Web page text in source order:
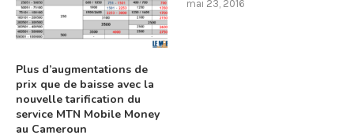
Plus d’augmentations de
prix que de baisse avec la
nouvelle tarification du
service MTN Mobile Money
au Cameroun
mai 23, 2016